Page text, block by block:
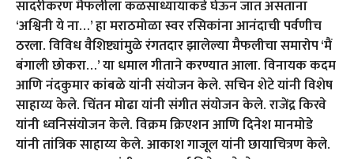
सादरीकरण मैफलीला कळसाध्यायाकडे घेऊन जात असताना
‘अश्विनी ये ना…’ हा मराठमोळा स्वर रसिकांना आनंदाची पर्वणीच
ठरला. विविध वैशिष्ट्यांमुळे रंगतदार झालेल्या मैफलीचा समारोप ‘मैं
बंगाली छोकरा…’ या धमाल गीताने करण्यात आला. विनायक कदम
आणि नंदकुमार कांबळे यांनी संयोजन केले. सचिन शेटे यांनी विशेष
साहाय्य केले. चिंतन मोढा यांनी संगीत संयोजन केले. राजेंद्र किरवे
यांनी ध्वनिसंयोजन केले. विक्रम क्रिएशन आणि दिनेश मानमोडे
यांनी तांत्रिक साहाय्य केले. आकाश गाजूल यांनी छायाचित्रण केले.